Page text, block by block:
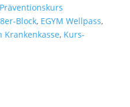
8er-Block, EGYM Wellpass,
, Kurs-